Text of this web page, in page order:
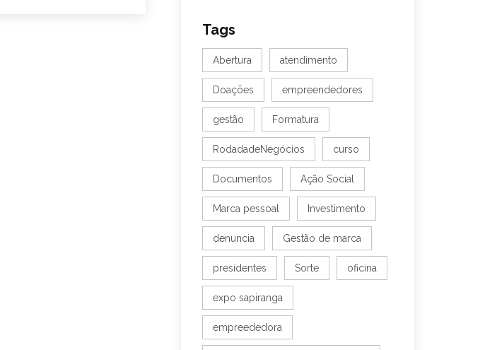
Tags
Abertura atendimento
Doações empreendedores
gestão Formatura
RodadadeNegócios curso
Documentos Ação Social
Marca pessoal Investimento
denuncia Gestão de marca
presidentes Sorte oficina
expo sapiranga
empreededora